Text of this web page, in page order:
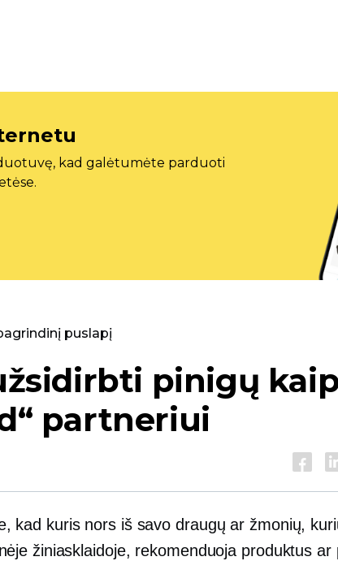
kad galėtumėte parduoti
puslapį
pinigų
partneriui
kad kuris nors iš savo draugų ar žmonių,
žiniasklaidoje, rekomenduoja produktus ar